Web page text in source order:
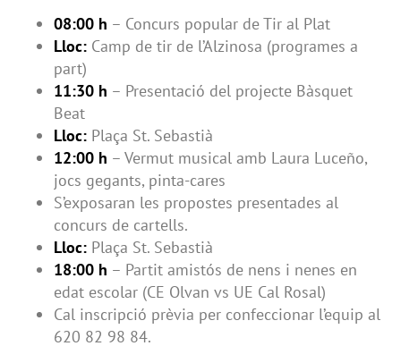
08:00 h – Concurs popular de Tir al Plat
Lloc: Camp de tir de l’Alzinosa (programes a
part)
11:30 h – Presentació del projecte Bàsquet
Beat
Lloc: Plaça St. Sebastià
12:00 h – Vermut musical amb Laura Luceño,
jocs gegants, pinta-cares
S’exposaran les propostes presentades al
concurs de cartells.
Lloc: Plaça St. Sebastià
18:00 h – Partit amistós de nens i nenes en
edat escolar (CE Olvan vs UE Cal Rosal)
Cal inscripció prèvia per confeccionar l’equip al
620 82 98 84.